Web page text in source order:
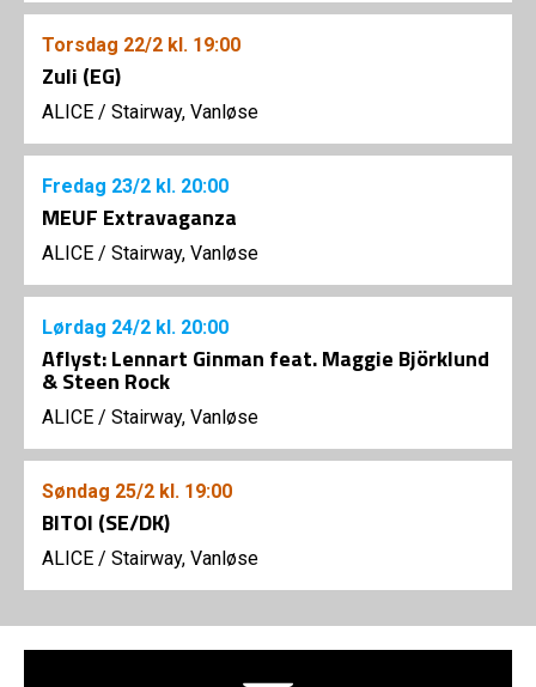
Torsdag 22/2 kl. 19:00
Zuli (EG)
ALICE / Stairway, Vanløse
Fredag 23/2 kl. 20:00
MEUF Extravaganza
ALICE / Stairway, Vanløse
Lørdag 24/2 kl. 20:00
Aflyst: Lennart Ginman feat. Maggie Björklund
& Steen Rock
ALICE / Stairway, Vanløse
Søndag 25/2 kl. 19:00
BITOI (SE/DK)
ALICE / Stairway, Vanløse